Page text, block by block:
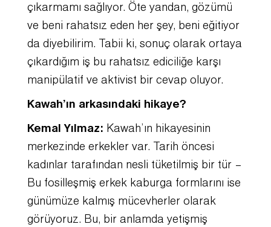
çıkarmamı sağlıyor. Öte yandan, gözümü
ve beni rahatsız eden her şey, beni eğitiyor
da diyebilirim. Tabii ki, sonuç olarak ortaya
çıkardığım iş bu rahatsız ediciliğe karşı
manipülatif ve aktivist bir cevap oluyor.
Kawah’ın arkasındaki hikaye?
Kemal Yılmaz: Kawah’ın hikayesinin
merkezinde erkekler var. Tarih öncesi
kadınlar tarafından nesli tüketilmiş bir tür –
Bu fosilleşmiş erkek kaburga formlarını ise
günümüze kalmış mücevherler olarak
görüyoruz. Bu, bir anlamda yetişmiş